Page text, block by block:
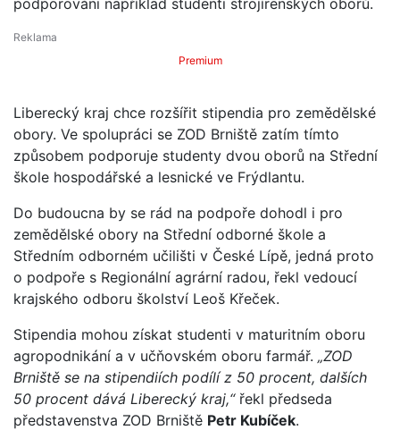
Premium
Liberecký kraj chce rozšířit stipendia pro zemědělské
obory. Ve spolupráci se ZOD Brniště zatím tímto
způsobem podporuje studenty dvou oborů na Střední
škole hospodářské a lesnické ve Frýdlantu.
Do budoucna by se rád na podpoře dohodl i pro
zemědělské obory na Střední odborné škole a
Středním odborném učilišti v České Lípě, jedná proto
o podpoře s Regionální agrární radou, řekl vedoucí
krajského odboru školství Leoš Křeček.
Stipendia mohou získat studenti v maturitním oboru
agropodnikání a v učňovském oboru farmář. „ZOD
Brniště se na stipendiích podílí z 50 procent, dalších
50 procent dává Liberecký kraj,“řekl předseda
představenstva ZOD Brniště Petr Kubíček.